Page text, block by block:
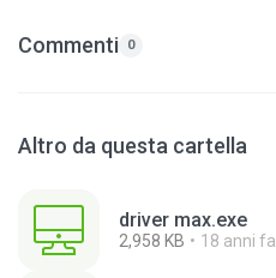
Commenti 0
Altro da questa cartella
driver max.exe
2,958 KB 18 anni fa